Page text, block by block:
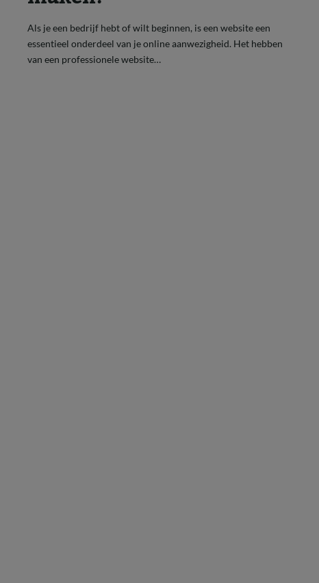
Als je een bedrijf hebt of wilt beginnen, is een website een
essentieel onderdeel van je online aanwezigheid. Het hebben
van een professionele website…